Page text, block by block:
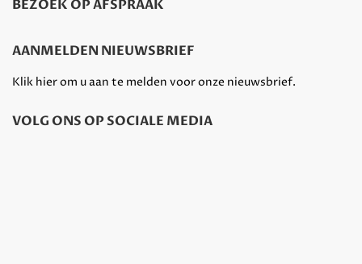
BEZOEK OP AFSPRAAK
AANMELDEN NIEUWSBRIEF
Klik hier om u aan te melden voor onze nieuwsbrief.
VOLG ONS OP SOCIALE MEDIA